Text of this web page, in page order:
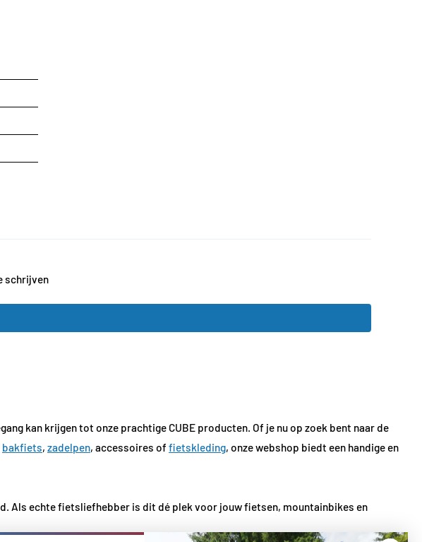
schrijven
kan krijgen tot onze prachtige CUBE producten. Of je nu op zoek bent naar de
bakfiets, zadelpen, accessoires of fietskleding, onze webshop biedt een handige en
Als echte fietsliefhebber is dit dé plek voor jouw fietsen, mountainbikes en